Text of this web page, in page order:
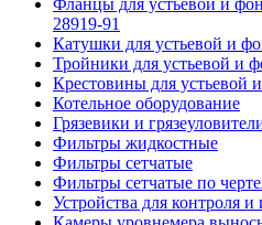
Фланцы для устьевой и
28919-91
Катушки для устьевой и
Тройники для устьевой и
Крестовины для устьевой
Котельное оборудование
Грязевики и
Фильтры жидкостные
Фильтры сетчатые
Фильтры сетчатые по
Устройства для контроля и